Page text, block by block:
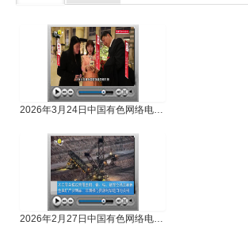
2026年3月24日中国有色网络电视新闻
2026年2月27日中国有色网络电视新闻